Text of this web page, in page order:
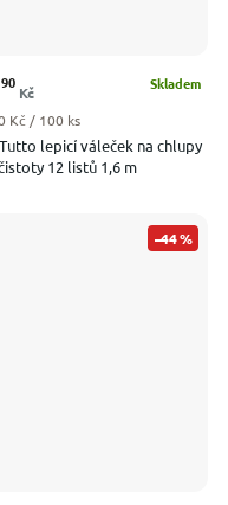
lepicí váleček na chlupy
12 listů 1,6 m
Skladem
90
Kč
cena:
Kč / 100 ks
–44 %